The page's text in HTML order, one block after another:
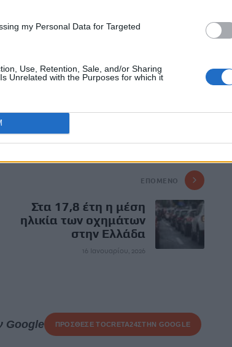
my Personal Data for Targeted
Use, Retention, Sale, and/or Sharing
Unrelated with the Purposes for which it
καθώς με τον τελευταίο νόμο για το
ως ιδιώνυμο πειθαρχικό αδίκημα η άρνηση
ΕΠΌΜΕΝΟ
Στα 17,8 έτη η μέση
ηλικία των οχημάτων
στην Ελλάδα
16 Ιανουαρίου, 2026
Google ΠΡΟΣΘΕΣΕ ΤΟCRETA24ΣΤΗΝ GOOGLE